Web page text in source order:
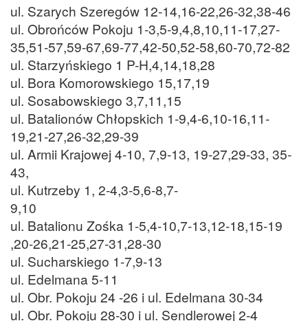
ul. Szarych Szeregów 12-14,16-22,26-32,38-46
ul. Obrońców Pokoju 1-3,5-9,4,8,10,11-17,27-
35,51-57,59-67,69-77,42-50,52-58,60-70,72-82
ul. Starzyńskiego 1 P-H,4,14,18,28
ul. Bora Komorowskiego 15,17,19
ul. Sosabowskiego 3,7,11,15
ul. Batalionów Chłopskich 1-9,4-6,10-16,11-
19,21-27,26-32,29-39
ul. Armii Krajowej 4-10, 7,9-13, 19-27,29-33, 35-
43,
ul. Kutrzeby 1, 2-4,3-5,6-8,7-
9,10
ul. Batalionu Zośka 1-5,4-10,7-13,12-18,15-19
,20-26,21-25,27-31,28-30
ul. Sucharskiego 1-7,9-13
ul. Edelmana 5-11
ul. Obr. Pokoju 24 -26 i ul. Edelmana 30-34
ul. Obr. Pokoju 28-30 i ul. Sendlerowej 2-4